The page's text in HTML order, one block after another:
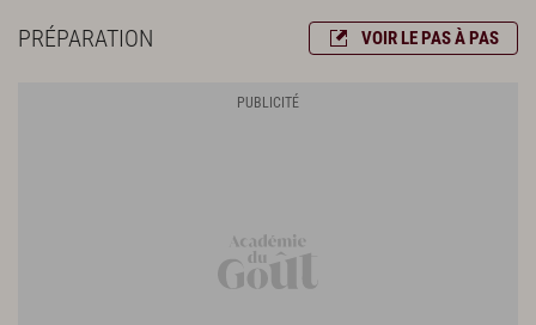
PRÉPARATION VOIR LE PAS À PAS